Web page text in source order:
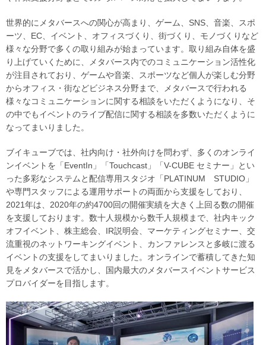
世界的にメタバースへの関心が高まり、ゲーム、SNS、音楽、スポ
ーツ、EC、イベント、オフィスづくり、街づくり、モノづくりなど
様々な分野で多くの取り組みが始まっています。取り組み自体を盛
り上げていくために、メタバース内でのコミュニケーション活性化
が注目されており、ゲームや音楽、スポーツなど個人が楽しむ分野
からオフィス・街などビジネス分野まで、メタバースで行われる
様々なコミュニケーションに関する相談をいただくようになり、そ
の中でもイベントのライブ配信に関する相談を多数いただくように
なってまいりました。
ブイキューブでは、社内向け・社外向けを問わず、多くのオンライ
ンイベントを「EventIn」「Touchcast」「V-CUBE セミナー」とい
った多彩なシステムと配信専用スタジオ「PLATINUM STUDIO」
や専門スタッフによる運用サポートの両面から支援をしており、
2021年は、2020年の約4700回の開催実績を大きく上回る数の開催
を支援しております。数十人規模から数千人規模まで、社内キック
オフイベント、株主総会、IR説明会、マーケティングセミナー、交
流重視のネットワーキングイベント、カンファレンスと多岐に渡る
イベントの支援をしてまいりました。オンラインで蓄積してきた知
見をメタバースで活かし、国内最大のメタバースイベントサービス
プロバイダーを目指します。